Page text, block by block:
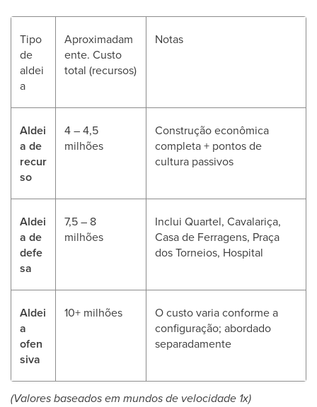
Tipo
de
aldei
a
Aproximadam
ente. Custo
total (recursos)
Notas
Aldei
a de
recur
so
4 – 4,5
milhões
Construção econômica
completa + pontos de
cultura passivos
Aldei
a de
defe
sa
7,5 – 8
milhões
Inclui Quartel, Cavalariça,
Casa de Ferragens, Praça
dos Torneios, Hospital
Aldei
a
ofen
siva
10+ milhões
O custo varia conforme a
configuração; abordado
separadamente
(Valores baseados em mundos de velocidade 1x)